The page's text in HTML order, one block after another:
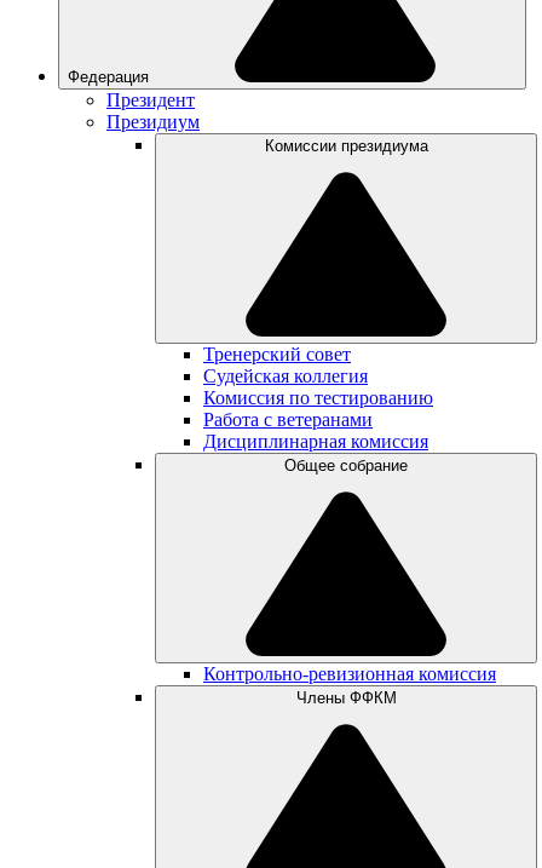
Федерация
Президент
Президиум
Комиссии президиума
Тренерский совет
Судейская коллегия
Комиссия по тестированию
Работа с ветеранами
Дисциплинарная комиссия
Общее собрание
Контрольно-ревизионная комиссия
Члены ФФКМ